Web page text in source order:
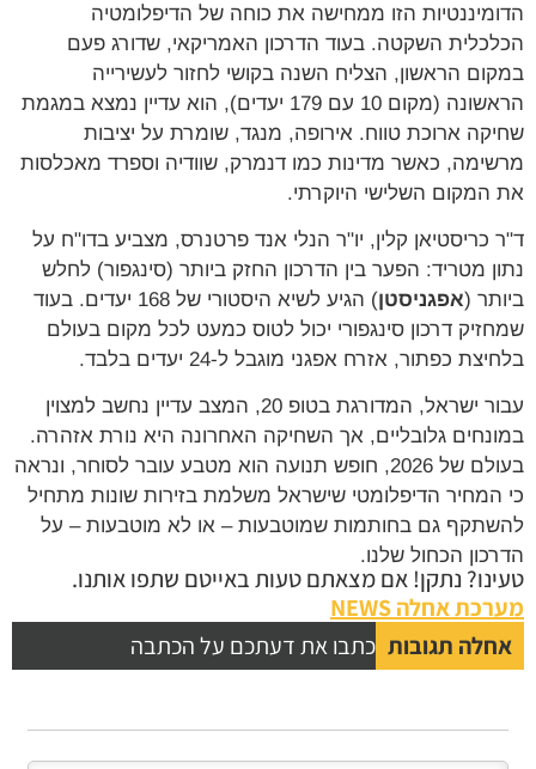
הדומיננטיות הזו ממחישה את כוחה של הדיפלומטיה
הכלכלית השקטה. בעוד הדרכון האמריקאי, שדורג פעם
במקום הראשון, הצליח השנה בקושי לחזור לעשירייה
הראשונה (מקום 10 עם 179 יעדים), הוא עדיין נמצא במגמת
שחיקה ארוכת טווח. אירופה, מנגד, שומרת על יציבות
מרשימה, כאשר מדינות כמו דנמרק, שוודיה וספרד מאכלסות
את המקום השלישי היוקרתי.
ד"ר כריסטיאן קלין, יו"ר הנלי אנד פרטנרס, מצביע בדו"ח על
נתון מטריד: הפער בין הדרכון החזק ביותר (סינגפור) לחלש
ביותר (אפגניסטן
) הגיע לשיא היסטורי של 168 יעדים. בעוד
שמחזיק דרכון סינגפורי יכול לטוס כמעט לכל מקום בעולם
בלחיצת כפתור, אזרח אפגני מוגבל ל-24 יעדים בלבד.
עבור ישראל, המדורגת בטופ 20, המצב עדיין נחשב למצוין
במונחים גלובליים, אך השחיקה האחרונה היא נורת אזהרה.
בעולם של 2026, חופש תנועה הוא מטבע עובר לסוחר, ונראה
כי המחיר הדיפלומטי שישראל משלמת בזירות שונות מתחיל
להשתקף גם בחותמות שמוטבעות – או לא מוטבעות – על
הדרכון הכחול שלנו.
טעינו? נתקן! אם מצאתם טעות באייטם שתפו אותנו.
מערכת אחלה NEWS
אחלה תגובות כתבו את דעתכם על הכתבה